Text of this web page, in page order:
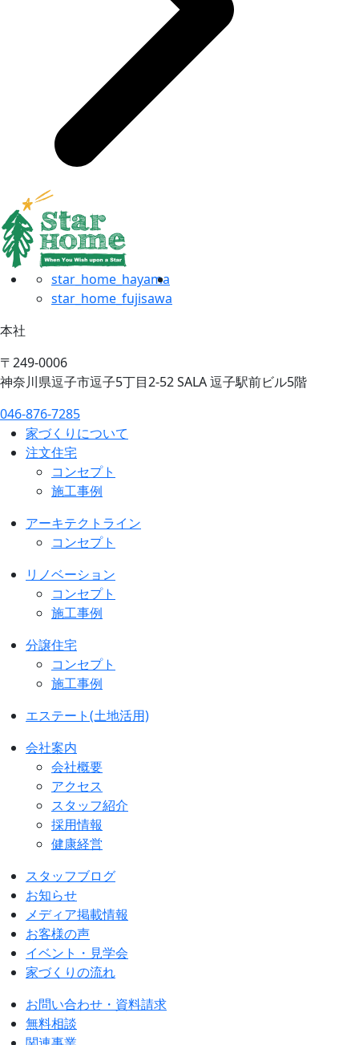
star_home_hayama
star_home_fujisawa
本社
〒249-0006
神奈川県逗子市逗子5丁目2-52 SALA 逗子駅前ビル5階
046-876-7285
家づくりについて
注文住宅
コンセプト
施工事例
アーキテクトライン
コンセプト
リノベーション
コンセプト
施工事例
分譲住宅
コンセプト
施工事例
エステート(土地活用)
会社案内
会社概要
アクセス
スタッフ紹介
採用情報
健康経営
スタッフブログ
お知らせ
メディア掲載情報
お客様の声
イベント・見学会
家づくりの流れ
お問い合わせ・資料請求
無料相談